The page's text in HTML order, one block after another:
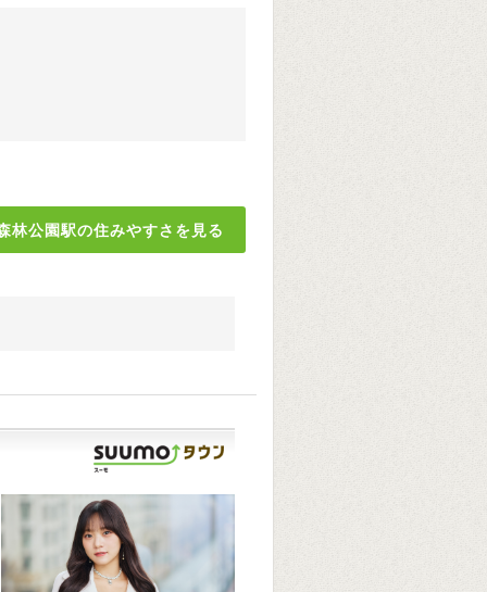
林公園駅の住みやすさを見る